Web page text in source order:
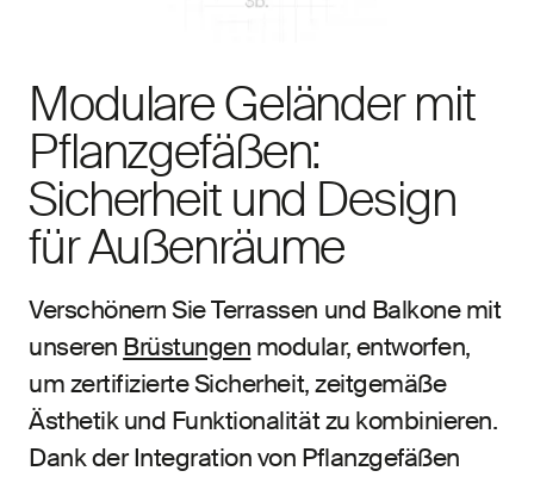
Modulare Geländer mit
Pflanzgefäßen:
Sicherheit und Design
für Außenräume
Verschönern Sie Terrassen und Balkone mit
unseren Brüstungen modular, entworfen,
um zertifizierte Sicherheit, zeitgemäße
Ästhetik und Funktionalität zu kombinieren.
Dank der Integration von Pflanzgefäßen